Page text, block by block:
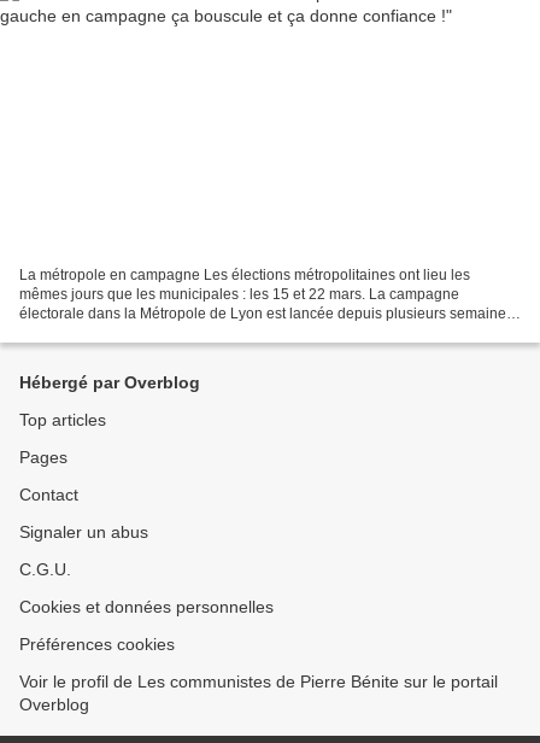
La métropole en campagne Les élections métropolitaines ont lieu les
mêmes jours que les municipales : les 15 et 22 mars. La campagne
électorale dans la Métropole de Lyon est lancée depuis plusieurs semaines.
Hébergé par Overblog
Top articles
Pages
Contact
Signaler un abus
C.G.U.
Cookies et données personnelles
Préférences cookies
Voir le profil de Les communistes de Pierre Bénite sur le portail
Overblog